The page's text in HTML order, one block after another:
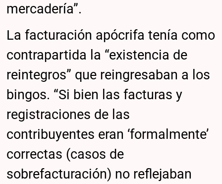
mercadería”.
La facturación apócrifa tenía como
contrapartida la “existencia de
reintegros” que reingresaban a los
bingos. “Si bien las facturas y
registraciones de las
contribuyentes eran ‘formalmente’
correctas (casos de
sobrefacturación) no reflejaban